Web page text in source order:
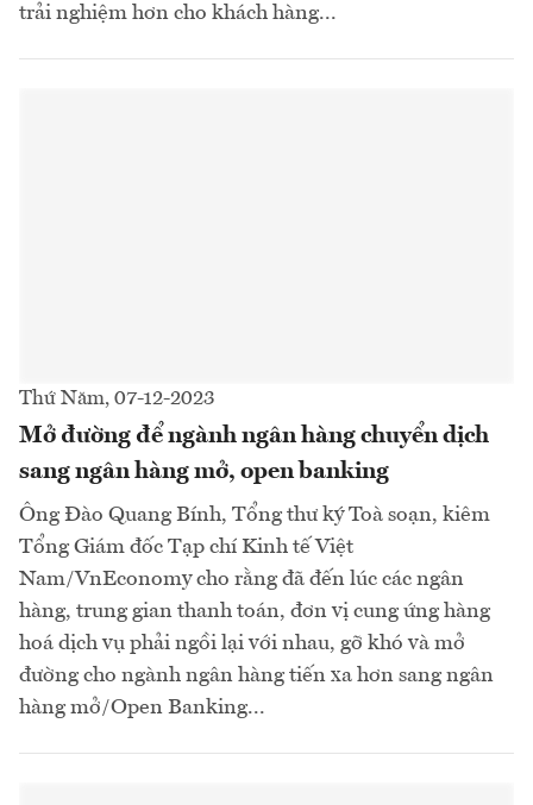
trải nghiệm hơn cho khách hàng...
Thứ Năm, 07-12-2023
Mở đường để ngành ngân hàng chuyển dịch
sang ngân hàng mở, open banking
Ông Đào Quang Bính, Tổng thư ký Toà soạn, kiêm
Tổng Giám đốc Tạp chí Kinh tế Việt
Nam/VnEconomy cho rằng đã đến lúc các ngân
hàng, trung gian thanh toán, đơn vị cung ứng hàng
hoá dịch vụ phải ngồi lại với nhau, gỡ khó và mở
đường cho ngành ngân hàng tiến xa hơn sang ngân
hàng mở/Open Banking...